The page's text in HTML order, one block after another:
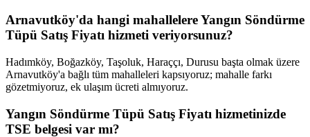
Arnavutköy'da hangi mahallelere Yangın Söndürme
Tüpü Satış Fiyatı hizmeti veriyorsunuz?
Hadımköy, Boğazköy, Taşoluk, Haraççı, Durusu başta olmak üzere
Arnavutköy'a bağlı tüm mahalleleri kapsıyoruz; mahalle farkı
gözetmiyoruz, ek ulaşım ücreti almıyoruz.
Yangın Söndürme Tüpü Satış Fiyatı hizmetinizde
TSE belgesi var mı?